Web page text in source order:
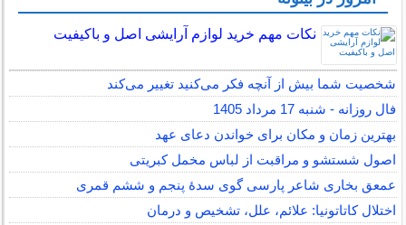
نکات مهم خرید لوازم آرایشی اصل و باکیفیت
شخصیت شما بیش از آنچه فکر می‌کنید تغییر می‌کند
فال روزانه - شنبه 17 مرداد 1405
بهترین زمان و مکان برای خواندن دعای عهد
اصول شستشو و مراقبت از لباس مخمل کبریتی
عمعق بخاری شاعر پارسی گوی سدهٔ پنجم و ششم قمری
اختلال کاتاتونیا: علائم، علل، تشخیص و درمان